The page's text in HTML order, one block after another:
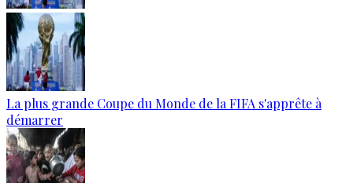
La plus grande Coupe du Monde de la FIFA s'apprête à
démarrer